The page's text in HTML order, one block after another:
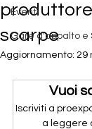
Eventi
Gare d'appalto e
scarpe
Aggiornamento: 29
Vuoi
Iscriviti a
a leggere